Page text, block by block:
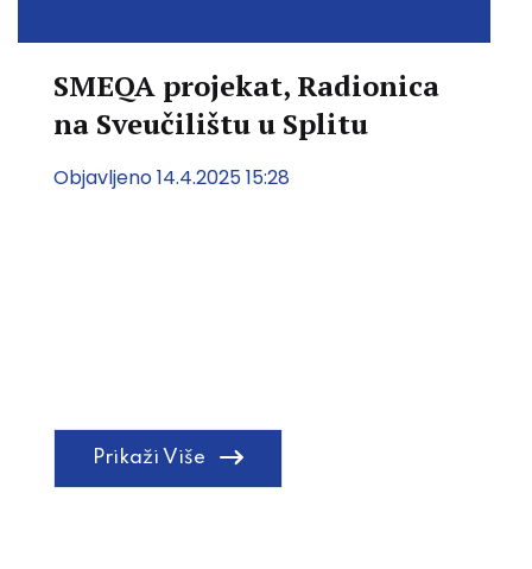
SMEQA projekat, Radionica
na Sveučilištu u Splitu
Objavljeno 14.4.2025 15:28
Prikaži Više